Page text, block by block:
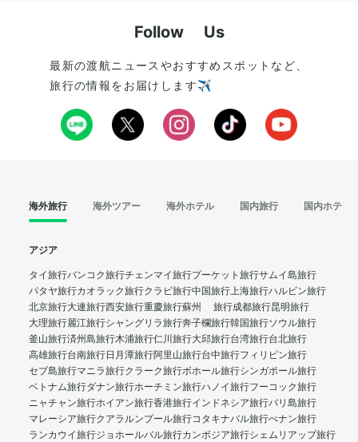
Follow Us
最新の渡航ニュースやおすすめスポットなど、
旅行の情報をお届けします✈️
海外旅行 海外ツアー 海外ホテル 国内旅行 国内ホテル
アジア
タイ旅行バンコク旅行チェンマイ旅行プーケット旅行サムイ島旅行
パタヤ旅行カオラック旅行クラビ旅行中国旅行上海旅行ハルビン旅行
北京旅行大連旅行西安旅行重慶旅行蘇州 旅行成都旅行昆明旅行
大理旅行麗江旅行シャングリラ旅行奔子欄旅行韓国旅行ソウル旅行
釜山旅行済州島旅行木浦旅行仁川旅行大邱旅行台湾旅行台北旅行
高雄旅行台南旅行日月潭旅行阿里山旅行台中旅行フィリピン旅行
セブ島旅行マニラ旅行クラーク旅行ボホール旅行シンガポール旅行
ベトナム旅行ダナン旅行ホーチミン旅行ハノイ旅行フーコック旅行
ニャチャン旅行ホイアン旅行香港旅行インドネシア旅行バリ島旅行
マレーシア旅行クアラルンプール旅行コタキナバル旅行ぺナン旅行
ランカウイ旅行ジョホールバル旅行カンボジア旅行シェムリアップ旅行